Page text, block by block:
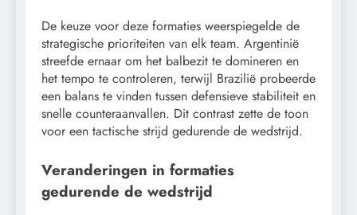
De keuze voor deze formaties weerspiegelde de
strategische prioriteiten van elk team. Argentinië
streefde ernaar om het balbezit te domineren en
het tempo te controleren, terwijl Brazilië probeerde
een balans te vinden tussen defensieve stabiliteit en
snelle counteraanvallen. Dit contrast zette de toon
voor een tactische strijd gedurende de wedstrijd.
Veranderingen in formaties
gedurende de wedstrijd